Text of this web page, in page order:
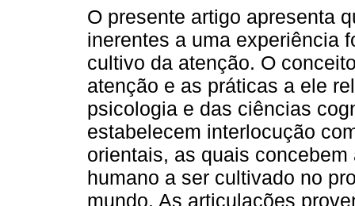
O presente artigo apresenta
inerentes a uma experiência
cultivo da atenção. O
atenção e as práticas a ele
psicologia e das ciências
estabelecem interlocução
orientais, as quais
humano a ser cultivado no
mundo. As articulações